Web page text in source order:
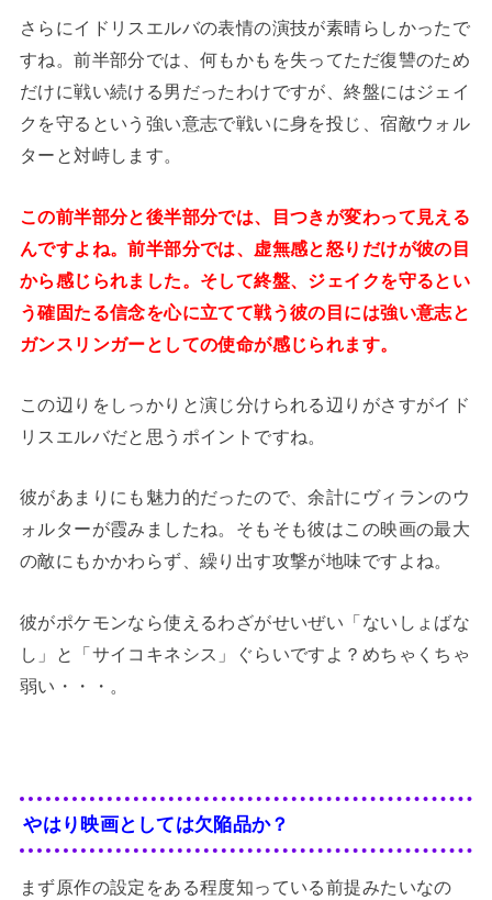
さらにイドリスエルバの表情の演技が素晴らしかったで
すね。前半部分では、何もかもを失ってただ復讐のため
だけに戦い続ける男だったわけですが、終盤にはジェイ
クを守るという強い意志で戦いに身を投じ、宿敵ウォル
ターと対峙します。
この前半部分と後半部分では、目つきが変わって見える
んですよね。前半部分では、虚無感と怒りだけが彼の目
から感じられました。そして終盤、ジェイクを守るとい
う確固たる信念を心に立てて戦う彼の目には強い意志と
ガンスリンガーとしての使命が感じられます。
この辺りをしっかりと演じ分けられる辺りがさすがイド
リスエルバだと思うポイントですね。
彼があまりにも魅力的だったので、余計にヴィランのウ
ォルターが霞みましたね。そもそも彼はこの映画の最大
の敵にもかかわらず、繰り出す攻撃が地味ですよね。
彼がポケモンなら使えるわざがせいぜい「ないしょばな
し」と「サイコキネシス」ぐらいですよ？めちゃくちゃ
弱い・・・。
やはり映画としては欠陥品か？
まず原作の設定をある程度知っている前提みたいなの